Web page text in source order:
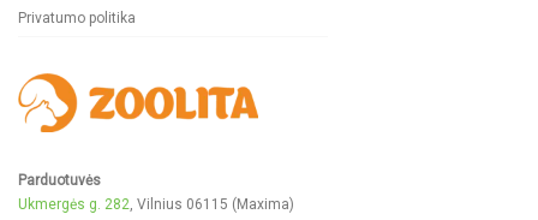
Privatumo politika
Parduotuvės
Ukmergės g. 282, Vilnius 06115 (Maxima)